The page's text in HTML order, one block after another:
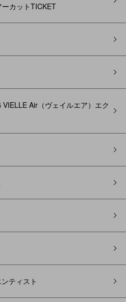
カットTICKET
Air（ヴェイルエア）エク
ティスト